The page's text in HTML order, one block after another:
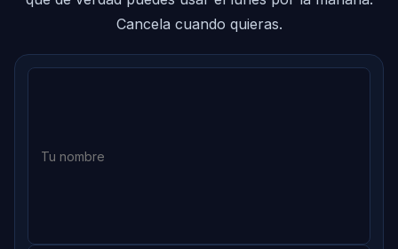
Cancela cuando quieras.